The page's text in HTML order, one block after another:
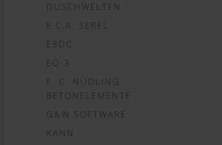
DUSCHWELTEN
E.C.A. SEREL
E3DC
EQ-3
F. C. NÜDLING
BETONELEMENTE
G&W SOFTWARE
KANN